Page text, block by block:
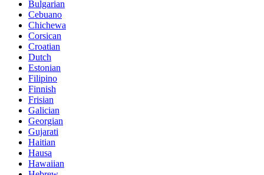
Bulgarian
Cebuano
Chichewa
Corsican
Croatian
Dutch
Estonian
Filipino
Finnish
Frisian
Galician
Georgian
Gujarati
Haitian
Hausa
Hawaiian